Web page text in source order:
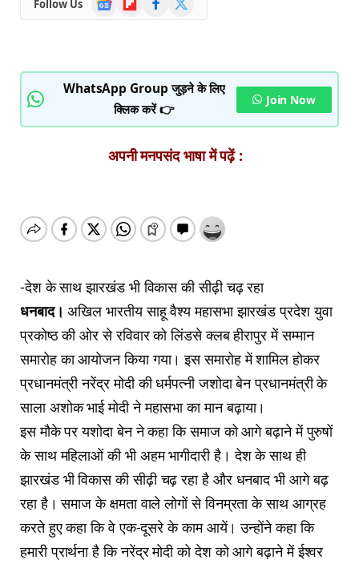
Follow Us
News
WhatsApp Group जुड़ने के लिए
क्लिक करें 👉
Join Now
अपनी मनपसंद भाषा में पढ़ें :
-देश के साथ झारखंड भी विकास की सीढ़ी चढ़ रहा
धनबाद। अखिल भारतीय साहू वैश्य महासभा झारखंड प्रदेश युवा
प्रकोष्ठ की ओर से रविवार को लिंडसे क्लब हीरापुर में सम्मान
समारोह का आयोजन किया गया। इस समारोह में शामिल होकर
प्रधानमंत्री नरेंद्र मोदी की धर्मपत्नी जशोदा बेन प्रधानमंत्री के
साला अशोक भाई मोदी ने महासभा का मान बढ़ाया।
इस मौके पर यशोदा बेन ने कहा कि समाज को आगे बढ़ाने में पुरुषों
के साथ महिलाओं की भी अहम भागीदारी है। देश के साथ ही
झारखंड भी विकास की सीढ़ी चढ़ रहा है और धनबाद भी आगे बढ़
रहा है। समाज के क्षमता वाले लोगों से विनम्रता के साथ आग्रह
करते हुए कहा कि वे एक-दूसरे के काम आयें। उन्होंने कहा कि
हमारी प्रार्थना है कि नरेंद्र मोदी को देश को आगे बढ़ाने में ईश्वर